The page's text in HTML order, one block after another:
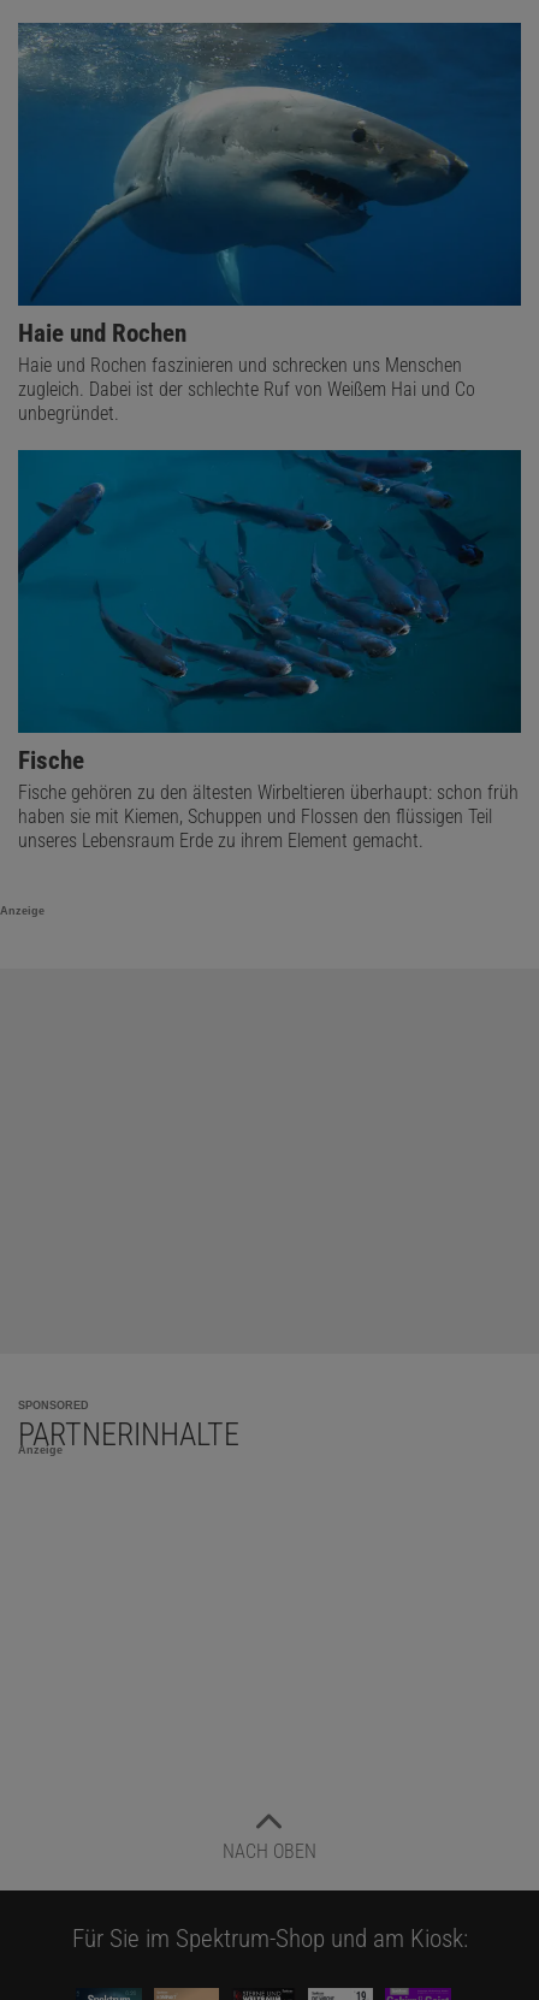
Haie und Rochen
Haie und Rochen faszinieren und schrecken uns Menschen
zugleich. Dabei ist der schlechte Ruf von Weißem Hai und Co
unbegründet.
Fische
Fische gehören zu den ältesten Wirbeltieren überhaupt: schon früh
haben sie mit Kiemen, Schuppen und Flossen den flüssigen Teil
unseres Lebensraum Erde zu ihrem Element gemacht.
Anzeige
SPONSORED
PARTNERINHALTE
Anzeige
NACH OBEN
Für Sie im Spektrum-Shop und am Kiosk: